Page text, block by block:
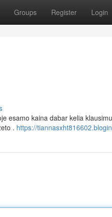
Groups Register Login
esamo kaina dabar kelia
. https://